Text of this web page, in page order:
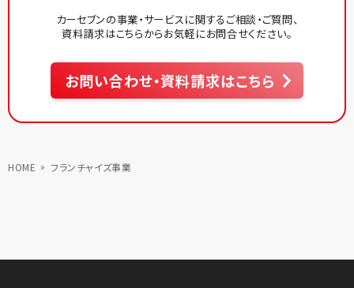
カーセブンの事業・サービスに関するご相談・ご質問、
資料請求はこちらからお気軽にお問合せください。
お問い合わせ・資料請求はこちら
HOME フランチャイズ事業